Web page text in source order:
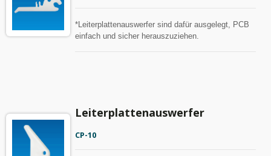
*Leiterplattenauswerfer sind dafür ausgelegt, PCB
einfach und sicher herauszuziehen.
Leiterplattenauswerfer
CP-10